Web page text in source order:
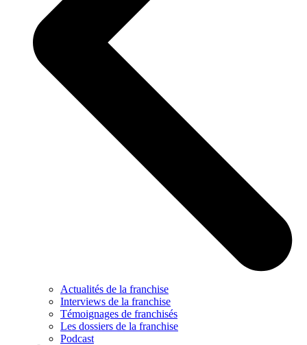
Actualités de la franchise
Interviews de la franchise
Témoignages de franchisés
Les dossiers de la franchise
Podcast